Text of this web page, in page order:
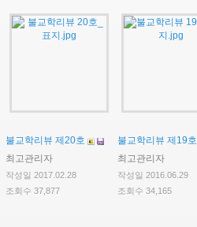
불교학리뷰 제20호
최고관리자
작성일 2017.02.28
조회수 37,877
불교학리뷰 제19호
최고관리자
작성일 2016.06.29
조회수 34,165